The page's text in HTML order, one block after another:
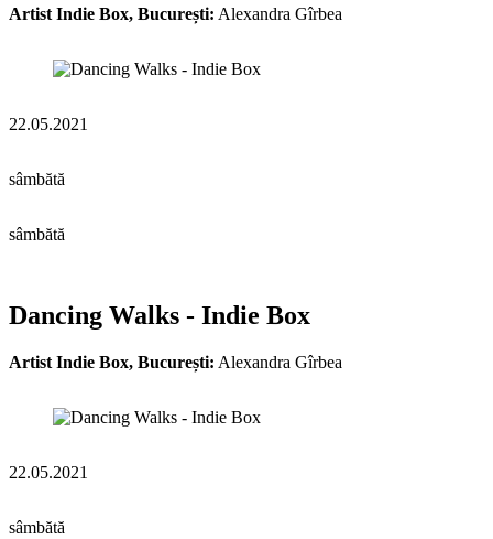
Artist Indie Box, București: Alexandra Gîrbea
22.05.2021
sâmbătă
sâmbătă
Dancing Walks - Indie Box
Artist Indie Box, București: Alexandra Gîrbea
22.05.2021
sâmbătă